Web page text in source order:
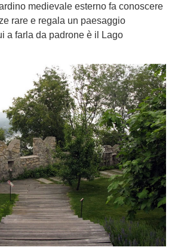
medievale esterno fa conoscere
rare e regala un paesaggio
a farla da padrone è il Lago